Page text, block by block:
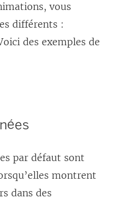
vous
différents :
des exemples de
par défaut sont
montrent
dans des